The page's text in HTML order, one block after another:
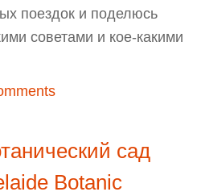
поездок и поделюсь
советами и кое-какими
путешествий по
сад
Botanic